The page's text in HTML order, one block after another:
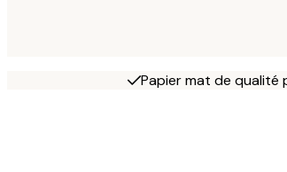
Papier mat de qualité